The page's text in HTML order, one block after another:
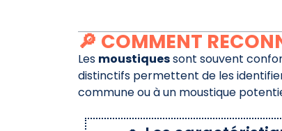
🔎 COMMENT
Les moustiquessont souvent
distinctifs permettent de les
commune ou à un moustique